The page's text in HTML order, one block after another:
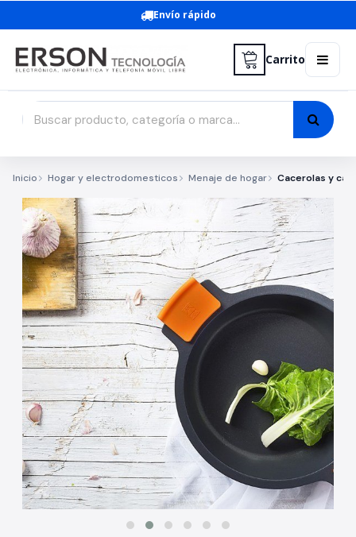
Envío rápido
Carrito
Inicio Hogar y electrodomesticos Menaje de hogar Cacerolas y